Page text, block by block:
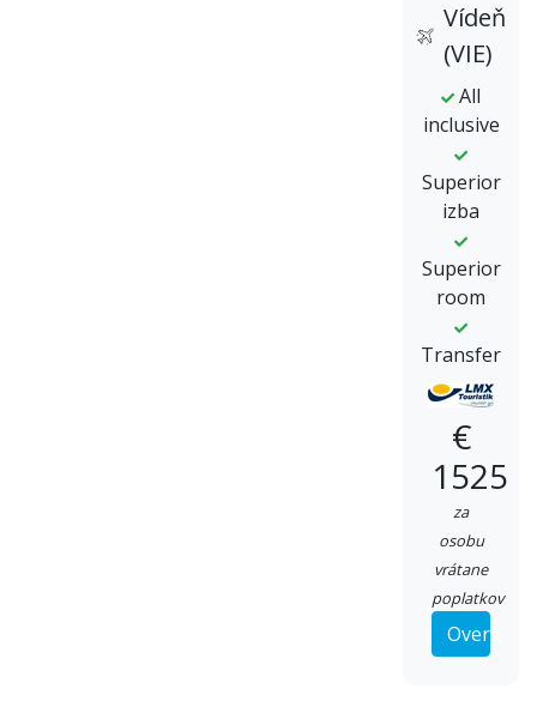
Vídeň
(VIE)
All
inclusive
Superior
izba
Superior
room
Transfer
€
1525
za
osobu
vrátane
poplatkov
Overiť